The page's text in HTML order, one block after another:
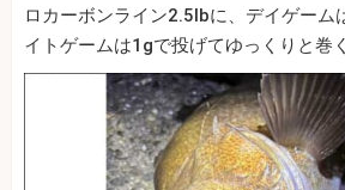
ロカーボンライン2.5lbに、デイゲーム
イトゲームは1gで投げてゆっくりと巻